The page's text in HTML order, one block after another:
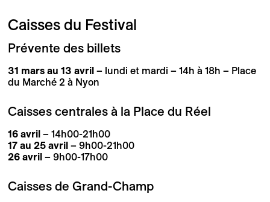
Caisses du Festival
Prévente des billets
31 mars au 13 avril– lundi et mardi – 14h à 18h – Place
du Marché 2 à Nyon
Caisses centrales à la Place du Réel
16 avril– 14h00-21h00
17 au 25 avril– 9h00-21h00
26 avril – 9h00-17h00
Caisses de Grand-Champ